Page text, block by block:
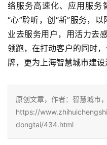
络服务高速化、应用服务
“心”聆听，创“新”服务，
业去服务用户，用活力去
领跑，在打动客户的同时
牌，更为上海智慧城市建设
原创文章，作者：智慧城市
https://
dongtai/434.html